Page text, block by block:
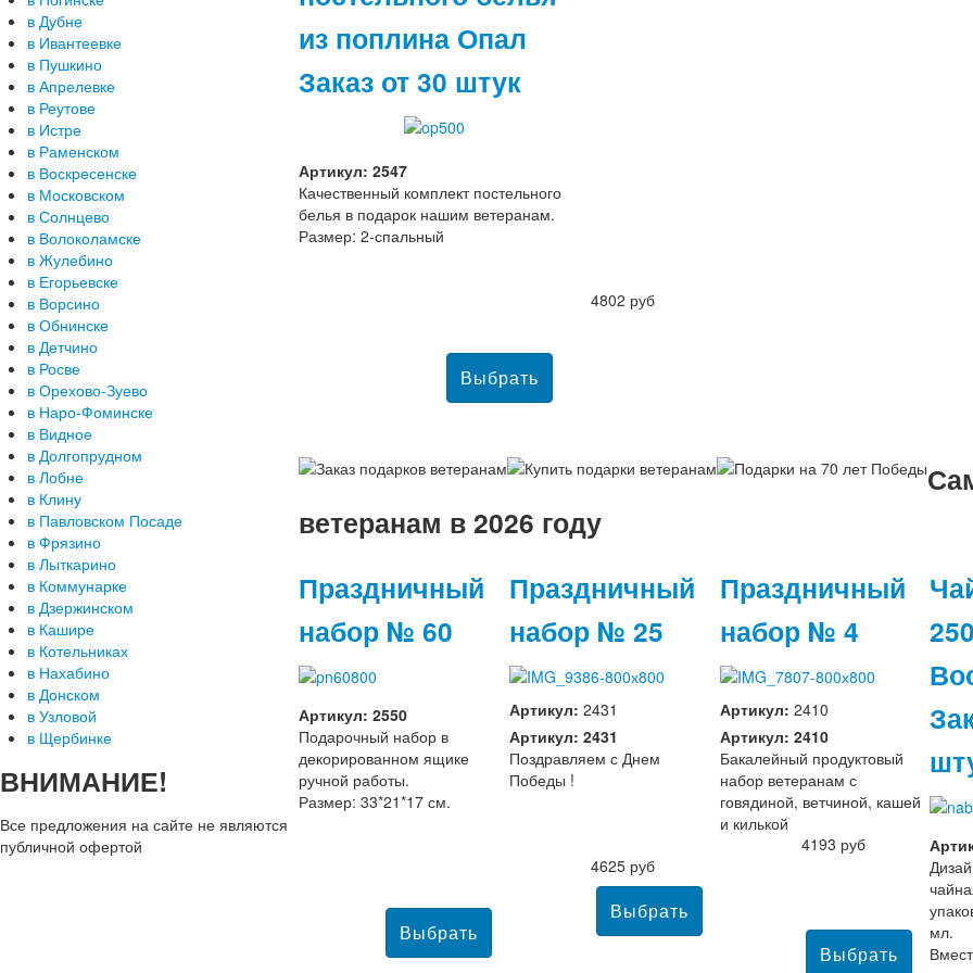
из поплина Опал
Заказ от 30 штук
Артикул: 2547
Качественный комплект постельного
белья в подарок нашим ветеранам.
Размер: 2-спальный
4802 руб
ветеранам в 2026 году
Праздничный
набор № 60
Артикул: 2550
Подарочный набор в
декорированном ящике
ручной работы.
Размер: 33*21*17 см.
4625 руб
Праздничный
набор № 25
Артикул: 2431
Артикул: 2431
Поздравляем с Днем
Победы !
4193 руб
Праздничный
набор № 4
Артикул: 2410
Артикул: 2410
Бакалейный продуктовый
набор ветеранам с
говядиной, ветчиной, кашей
и килькой
мл.
в Дубне
в Ивантеевке
в Пушкино
в Апрелевке
в Реутове
в Истре
в Раменском
в Воскресенске
в Московском
в Солнцево
в Волоколамске
в Жулебино
в Егорьевске
в Ворсино
в Обнинске
в Детчино
в Росве
в Орехово-Зуево
в Наро-Фоминске
в Видное
в Долгопрудном
в Лобне
в Клину
в Павловском Посаде
в Фрязино
в Лыткарино
в Коммунарке
в Дзержинском
в Кашире
в Котельниках
в Нахабино
в Донском
в Узловой
в Щербинке
ВНИМАНИЕ!
Все предложения на сайте не являются
публичной офертой